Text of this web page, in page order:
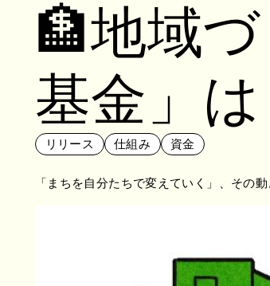
🏦地域
基金」
リリース 仕組み 資金
「まちを自分たちで変えていく」、その